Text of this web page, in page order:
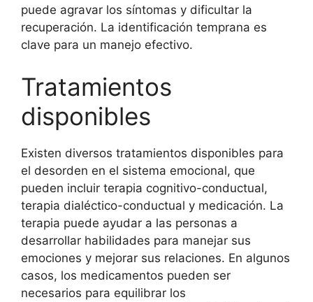
puede agravar los síntomas y dificultar la
recuperación. La identificación temprana es
clave para un manejo efectivo.
Tratamientos
disponibles
Existen diversos tratamientos disponibles para
el desorden en el sistema emocional, que
pueden incluir terapia cognitivo-conductual,
terapia dialéctico-conductual y medicación. La
terapia puede ayudar a las personas a
desarrollar habilidades para manejar sus
emociones y mejorar sus relaciones. En algunos
casos, los medicamentos pueden ser
necesarios para equilibrar los